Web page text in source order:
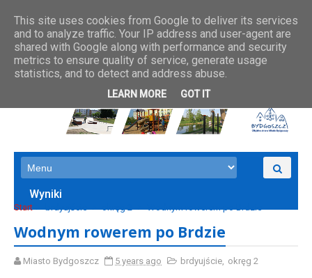
Wyniki
Start brdyujście okręg 2 Wodnym rowerem po Brdzie
Wodnym rowerem po Brdzie
Miasto Bydgoszcz 5 years ago brdyujście, okręg 2
This site uses cookies from Google to deliver its services
and to analyze traffic. Your IP address and user-agent are
shared with Google along with performance and security
metrics to ensure quality of service, generate usage
statistics, and to detect and address abuse.
LEARN MORE GOT IT